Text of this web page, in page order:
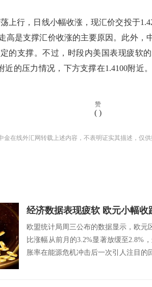
行，日线小幅收涨，现汇价交投于
高是支撑汇价收涨的主要原因。此外，
的支撑。不过，时段内美国表现疲软
近的压力情况，下方支撑在1.4100附近。
赞
( )
金在线外汇网转载上述内容，不表明证实其描述，仅
经济数据表现疲软 欧元小幅收
欧盟统计局周三公布的数据显示，欧元
比涨幅从前月的3.2%显著放缓至2.8%
胀率在能源危机冲击后一次引人注目的